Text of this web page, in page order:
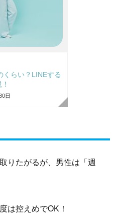
くらい？LINEする
日
りたがるが、男性は「週
は控えめでOK！